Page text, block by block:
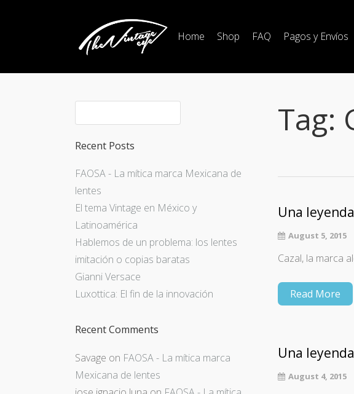
Home Shop FAQ Pagos y Envíos
Recent Posts
FAOSA - La mítica marca Mexicana de
lentes
El tema Vintage en México y
Latinoamérica
Hablemos de un problema: los lentes
imitación o copias baratas
Gianni Versace
Luxottica: El fin de la innovación
Recent Comments
Savage on FAOSA - La mítica marca
Mexicana de lentes
Tag:
Una
August 5, 2015
Cazal, la marca
Read More
Una
August 4, 2015